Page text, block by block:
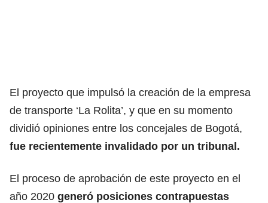
El proyecto que impulsó la creación de la empresa
de transporte ‘La Rolita’, y que en su momento
dividió opiniones entre los concejales de Bogotá,
fue recientemente invalidado por un tribunal.
El proceso de aprobación de este proyecto en el
año 2020 generó posiciones contrapuestas